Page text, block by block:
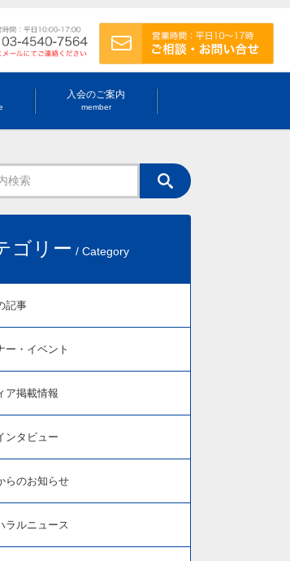
入会のご案内
member
ゴリー / Category
記事
ー・イベント
ア掲載情報
ンタビュー
らのお知らせ
ラルニュース